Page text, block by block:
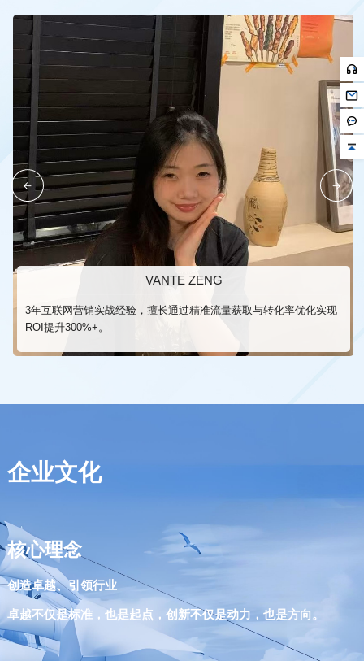
VANTE ZENG
ROI提升300%+。
企业文化
核心理念
创造卓越、引领行业
卓越不仅是标准，也是起点，创新不仅是动力，也是方向。
筑绿色未来。
创新：鼓励探索未知，拥抱变化，促进科技进步。
质量：坚持最高标准，确保每一细节都体现专业与可靠。
精工制造，触动未来